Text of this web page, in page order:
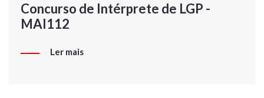
Concurso de Intérprete de LGP -
MAI112
Ler mais